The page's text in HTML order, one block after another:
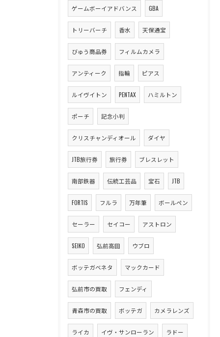
ゲームボーイアドバンス GBA
トリーバーチ 香水 天保通宝
びゅう商品券 フィルムカメラ
アンティーク 指輪 ピアス
ルイヴイトン PENTAX ハミルトン
ポーチ 記念小判
クリスチャンディオール ダイヤ
JTB旅行券 旅行券 ブレスレット
南部鉄器 伝統工芸品 宝石 JTB
FORTIS フルラ 万年筆 ボールペン
セーラー セイコー アストロン
SEIKO 弘前高田 ウブロ
ボッテガベネタ マックカード
弘前市の買取 フェンディ
青森市の買取 ボッテガ カメラレンズ
ライカ イヴ・サンローラン ラドー